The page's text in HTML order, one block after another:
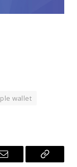
wallet
Email
Copy